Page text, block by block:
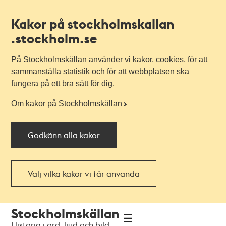
Kakor på stockholmskallan
.stockholm.se
På Stockholmskällan använder vi kakor, cookies, för att
sammanställa statistik och för att webbplatsen ska
fungera på ett bra sätt för dig.
Om kakor på Stockholmskällan
Godkänn alla kakor
Välj vilka kakor vi får använda
navigationen
huvudinnehållet
Stockholmskällan